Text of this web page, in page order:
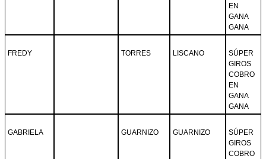
EN
GANA
GANA
FREDY TORRES LISCANO
SÚPER
GIROS
COBRO
EN
GANA
GANA
GABRIELA GUARNIZO GUARNIZO
SÚPER
GIROS
COBRO